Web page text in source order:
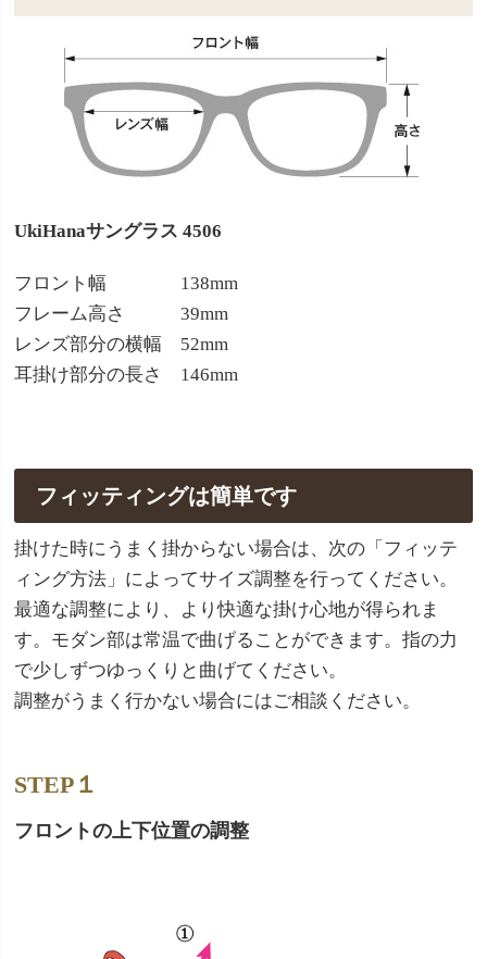
UkiHanaサングラス 4506
フロント幅 138mm
フレーム高さ 39mm
レンズ部分の横幅 52mm
耳掛け部分の長さ 146mm
フィッティングは簡単です
掛けた時にうまく掛からない場合は、次の「フィッテ
ィング方法」によってサイズ調整を行ってください。
最適な調整により、より快適な掛け心地が得られま
す。モダン部は常温で曲げることができます。指の力
で少しずつゆっくりと曲げてください。
調整がうまく行かない場合にはご相談ください。
STEP１
フロントの上下位置の調整